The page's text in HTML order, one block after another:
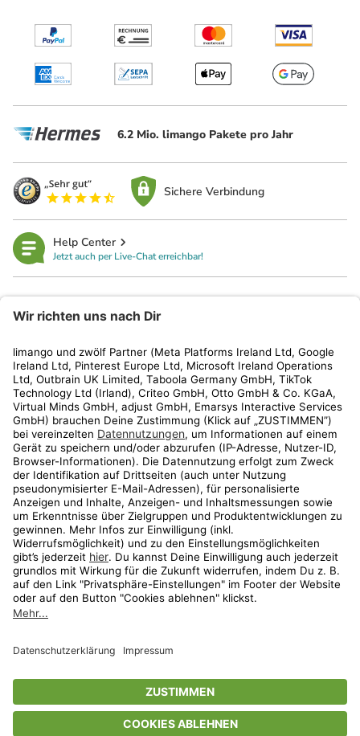
6.2 Mio. limango Pakete pro Jahr
Sichere Verbindung
Help Center
Jetzt auch per Live-Chat erreichbar!
Kundenservice
Shop
Aktionen
Travel
* Streichpreise entsprechen der unverbindlichen Preisempfehlung des
Herstellers. Prozentangaben beziehen sich auf den Streichpreis.